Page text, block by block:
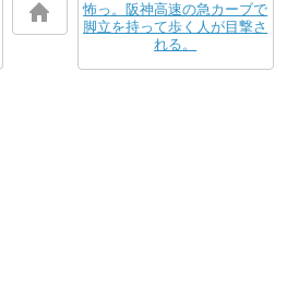
怖っ。阪神高速の急カーブで
脚立を持って歩く人が目撃さ
れる。